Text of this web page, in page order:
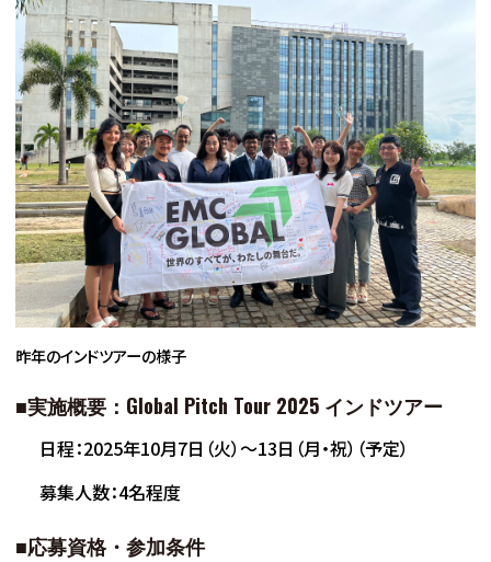
昨年のインドツアーの様子
■実施概要：Global Pitch Tour 2025 インドツアー
日程：2025年10月7日（火）〜13日（月・祝）（予定）
募集人数：4名程度
■応募資格・参加条件